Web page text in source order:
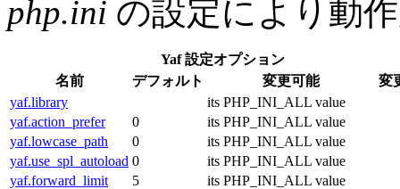
php.ini の設定により動
Yaf 設定オプション
名前
デフォルト 変更可能
変
yaf.library
its PHP_INI_ALL value
yaf.action_prefer
0
its PHP_INI_ALL value
yaf.lowcase_path
0
its PHP_INI_ALL value
yaf.use_spl_autoload 0
its PHP_INI_ALL value
yaf.forward_limit
5
its PHP_INI_ALL value